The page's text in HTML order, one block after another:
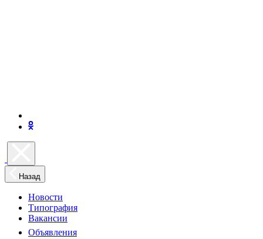
Назад
Новости
Типография
Вакансии
Объявления